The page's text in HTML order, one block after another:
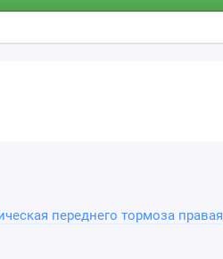
переднего тормоза правая